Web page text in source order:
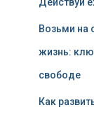
Возьми на
жизнь:
свободе
Как